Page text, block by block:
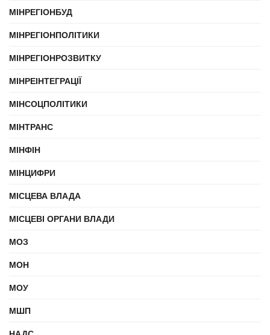
МІНРЕГІОНБУД
МІНРЕГІОНПОЛІТИКИ
МІНРЕГІОНРОЗВИТКУ
МІНРЕІНТЕГРАЦІЇ
МІНСОЦПОЛІТИКИ
МІНТРАНС
МІНФІН
МІНЦИФРИ
МІСЦЕВА ВЛАДА
МІСЦЕВІ ОРГАНИ ВЛАДИ
МОЗ
МОН
МОУ
МШП